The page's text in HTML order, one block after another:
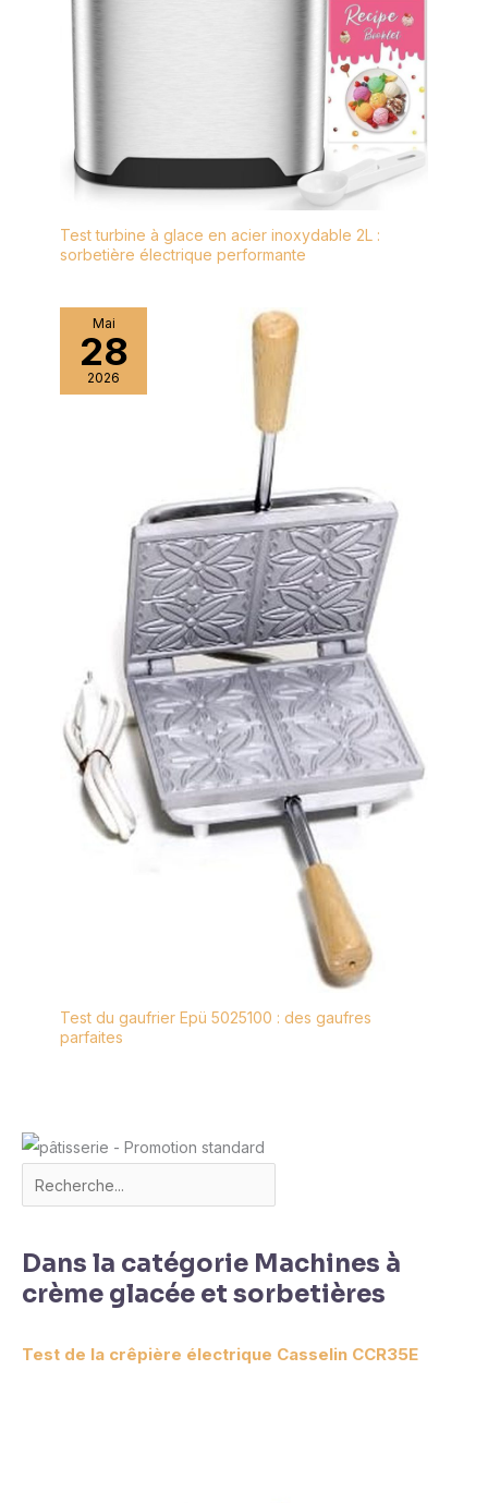
Test turbine à glace en acier inoxydable 2L :
sorbetière électrique performante
Mai
28
2026
Test du gaufrier Epü 5025100 : des gaufres
parfaites
Dans la catégorie Machines à
crème glacée et sorbetières
Test de la crêpière électrique Casselin CCR35E